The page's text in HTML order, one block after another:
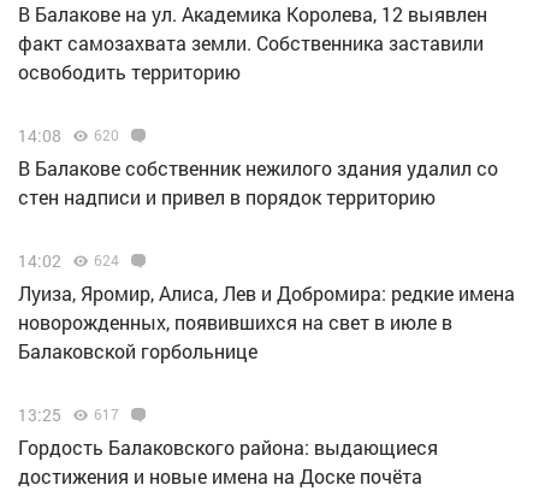
В Балакове на ул. Академика Королева, 12 выявлен
факт самозахвата земли. Собственника заставили
освободить территорию
14:08 620
В Балакове собственник нежилого здания удалил со
стен надписи и привел в порядок территорию
14:02 624
Луиза, Яромир, Алиса, Лев и Добромира: редкие имена
новорожденных, появившихся на свет в июле в
Балаковской горбольнице
13:25 617
Гордость Балаковского района: выдающиеся
достижения и новые имена на Доске почёта